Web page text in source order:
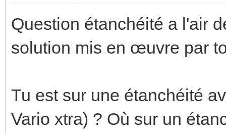
Question étanchéité a l'air
solution mis en œuvre par
Tu est sur une étanchéité
Vario xtra) ? Où sur un